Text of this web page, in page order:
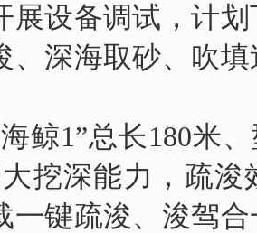
展设备调试，计
、深海取砂、吹
1”总长180米、
大挖深能力，疏
一键疏浚、浚驾